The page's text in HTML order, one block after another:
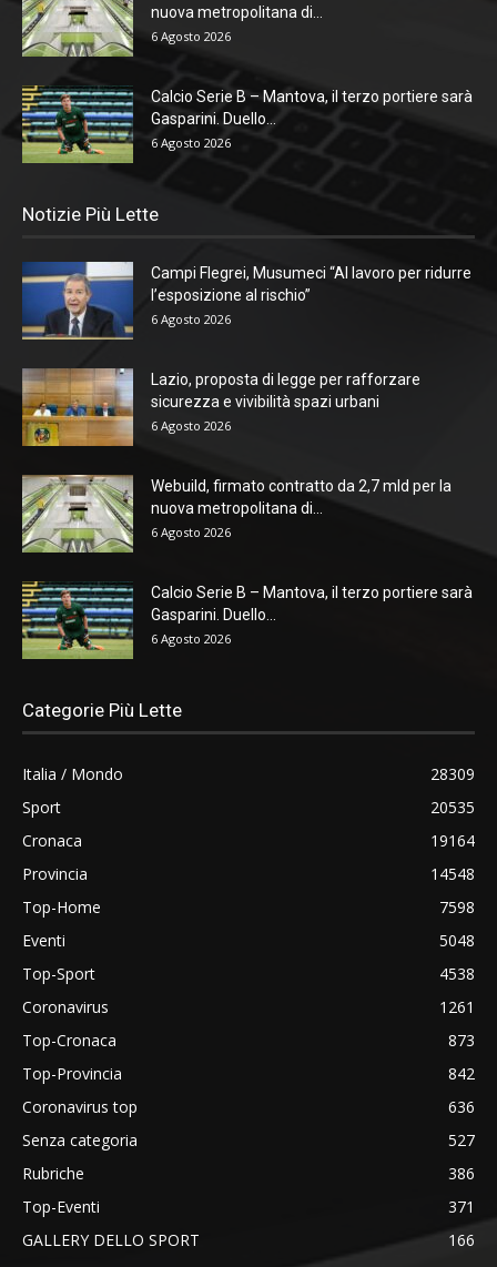
nuova metropolitana di...
6 Agosto 2026
Calcio Serie B – Mantova, il terzo portiere sarà
Gasparini. Duello...
6 Agosto 2026
Notizie Più Lette
Campi Flegrei, Musumeci “Al lavoro per ridurre
l’esposizione al rischio”
6 Agosto 2026
Lazio, proposta di legge per rafforzare
sicurezza e vivibilità spazi urbani
6 Agosto 2026
Webuild, firmato contratto da 2,7 mld per la
nuova metropolitana di...
6 Agosto 2026
Calcio Serie B – Mantova, il terzo portiere sarà
Gasparini. Duello...
6 Agosto 2026
Categorie Più Lette
Italia / Mondo
28309
Sport
20535
Cronaca
19164
Provincia
14548
Top-Home
7598
Eventi
5048
Top-Sport
4538
Coronavirus
1261
Top-Cronaca
873
Top-Provincia
842
Coronavirus top
636
Senza categoria
527
Rubriche
386
Top-Eventi
371
GALLERY DELLO SPORT
166